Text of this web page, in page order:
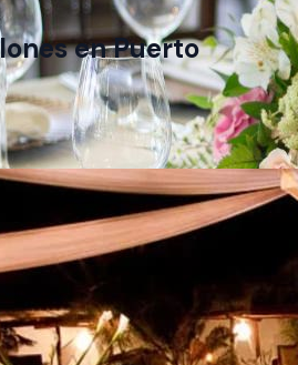
enPuerto